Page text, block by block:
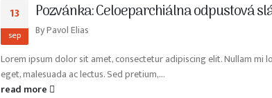
13
sep
Pozvánka: Celoeparchiálna odpustová
ByPavol Elias
Lorem ipsum dolor sit amet, consectetur adipiscing elit. Nullam mi
eget, malesuada ac lectus. Sed pretium,...
read more